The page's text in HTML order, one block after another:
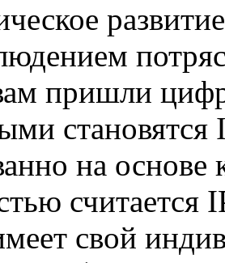
пришли
становятся
на
считается
свой